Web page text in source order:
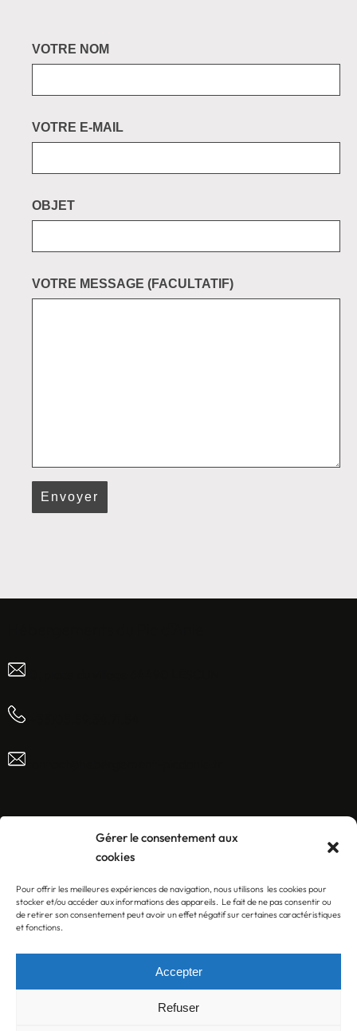
Gérer le consentement aux
cookies
Pour offrir les meilleures expériences de navigation, nous utilisons les cookies pour
stocker et/ou accéder aux informations des appareils. Le fait de ne pas consentir ou
de retirer son consentement peut avoir un effet négatif sur certaines caractéristiques
et fonctions.
Accepter
Refuser
VOTRE NOM
VOTRE E-MAIL
OBJET
VOTRE MESSAGE (FACULTATIF)
Liens rapides